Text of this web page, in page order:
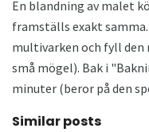
En blandning av malet
framställs exakt
multivarken och fyll
små mögel). Bak i
minuter (beror på den
Similar posts